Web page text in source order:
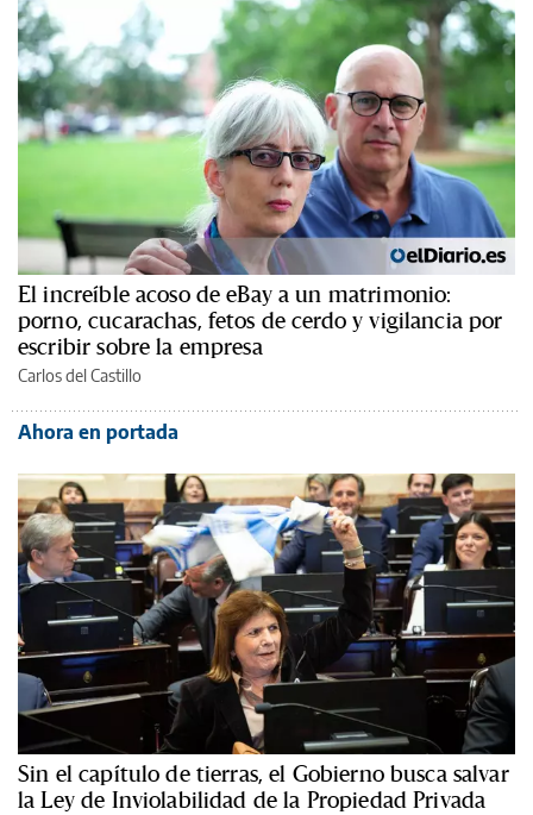
El increíble acoso de eBay a un matrimonio:
porno, cucarachas, fetos de cerdo y vigilancia por
escribir sobre la empresa
Carlos del Castillo
Ahora en portada
Sin el capítulo de tierras, el Gobierno busca salvar
la Ley de Inviolabilidad de la Propiedad Privada